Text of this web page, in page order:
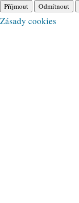
Příjmout Odmítnout
Zásady cookies